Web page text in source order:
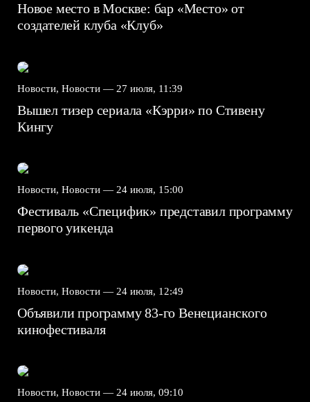
Новое место в Москве: бар «Место» от
создателей клуба «Клуб»
Новости, Новости — 27 июля, 11:39
Вышел тизер сериала «Кэрри» по Стивену
Кингу
Новости, Новости — 24 июля, 15:00
Фестиваль «Специфик» представил программу
первого уикенда
Новости, Новости — 24 июля, 12:49
Объявили программу 83-го Венецианского
кинофестиваля
Новости, Новости — 24 июля, 09:10